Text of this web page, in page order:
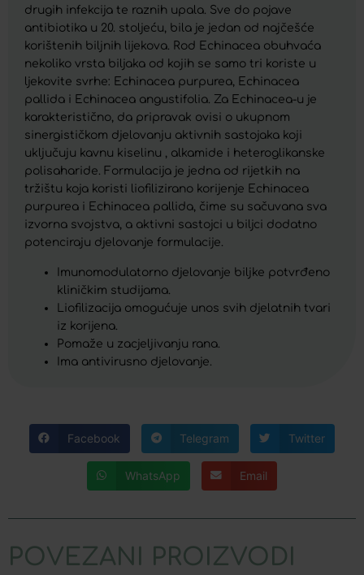
drugih infekcija te raznih upala. Sve do pojave
antibiotika u 20. stoljeću, bila je jedan od najčešće
korištenih biljnih lijekova. Rod Echinacea obuhvaća
nekoliko vrsta biljaka od kojih se samo tri koriste u
ljekovite svrhe: Echinacea purpurea, Echinacea
pallida i Echinacea angustifolia. Za Echinacea-u je
karakteristično, da pripravak ovisi o ukupnom
sinergističkom djelovanju aktivnih sastojaka koji
uključuju kavnu kiselinu , alkamide i heteroglikanske
polisaharide. Formulacija je jedna od rijetkih na
tržištu koja koristi liofilizirano korijenje Echinacea
purpurea i Echinacea pallida, čime su sačuvana sva
izvorna svojstva, a aktivni sastojci u biljci dodatno
potenciraju djelovanje formulacije.
Imunomodulatorno djelovanje biljke potvrđeno
kliničkim studijama.
Liofilizacija omogućuje unos svih djelatnih tvari
iz korijena.
Pomaže u zacjeljivanju rana.
Ima antivirusno djelovanje.
Facebook Telegram Twitter
WhatsApp Email
POVEZANI PROIZVODI